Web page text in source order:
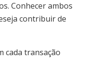
Conhecer ambos
contribuir de
cada transação